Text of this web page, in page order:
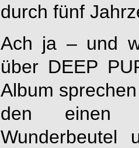
durch fünf
Ach ja – und
über DEEP
Album
den einen
Wunderbeutel